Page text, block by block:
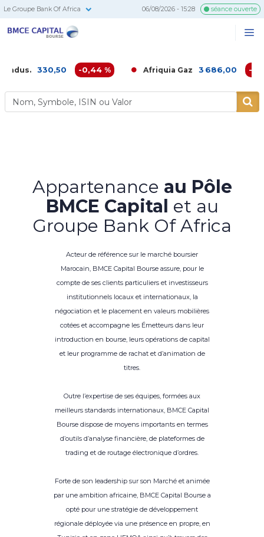
Le Groupe Bank Of Africa 06/08/2026 - 15:28 séance ouverte
330,50 -0,44 % Afriquia Gaz 3 686,00 -0,38 %
Appartenance au Pôle
BMCE Capital et au
Groupe Bank Of Africa
Acteur de référence sur le marché boursier
Marocain, BMCE Capital Bourse assure, pour le
compte de ses clients particuliers et investisseurs
institutionnels locaux et internationaux, la
négociation et le placement en valeurs mobilières
cotées et accompagne les Émetteurs dans leur
introduction en bourse, leurs opérations de capital
et leur programme de rachat et d’animation de
titres.
Outre l’expertise de ses équipes, formées aux
meilleurs standards internationaux, BMCE Capital
Bourse dispose de moyens importants en termes
d’outils d’analyse financière, de plateformes de
trading et de routage électronique d’ordres.
Forte de son leadership sur son Marché et animée
par une ambition africaine, BMCE Capital Bourse a
opté pour une stratégie de développement
régionale déployée via une présence en propre, en